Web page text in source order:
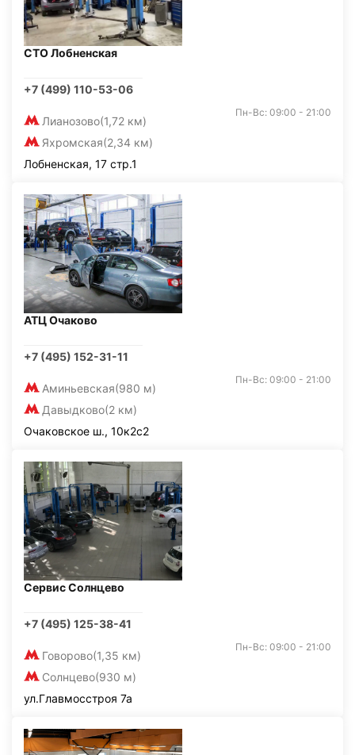
СТО Лобненская
+7 (499) 110-53-06
Лианозово(1,72 км)
Яхромская(2,34 км)
Пн-Вс: 09:00 - 21:00
Лобненская, 17 стр.1
АТЦ Очаково
+7 (495) 152-31-11
Аминьевская(980 м)
Давыдково(2 км)
Пн-Вс: 09:00 - 21:00
Очаковское ш., 10к2с2
Сервис Солнцево
+7 (495) 125-38-41
Говорово(1,35 км)
Солнцево(930 м)
Пн-Вс: 09:00 - 21:00
ул.Главмосстроя 7а